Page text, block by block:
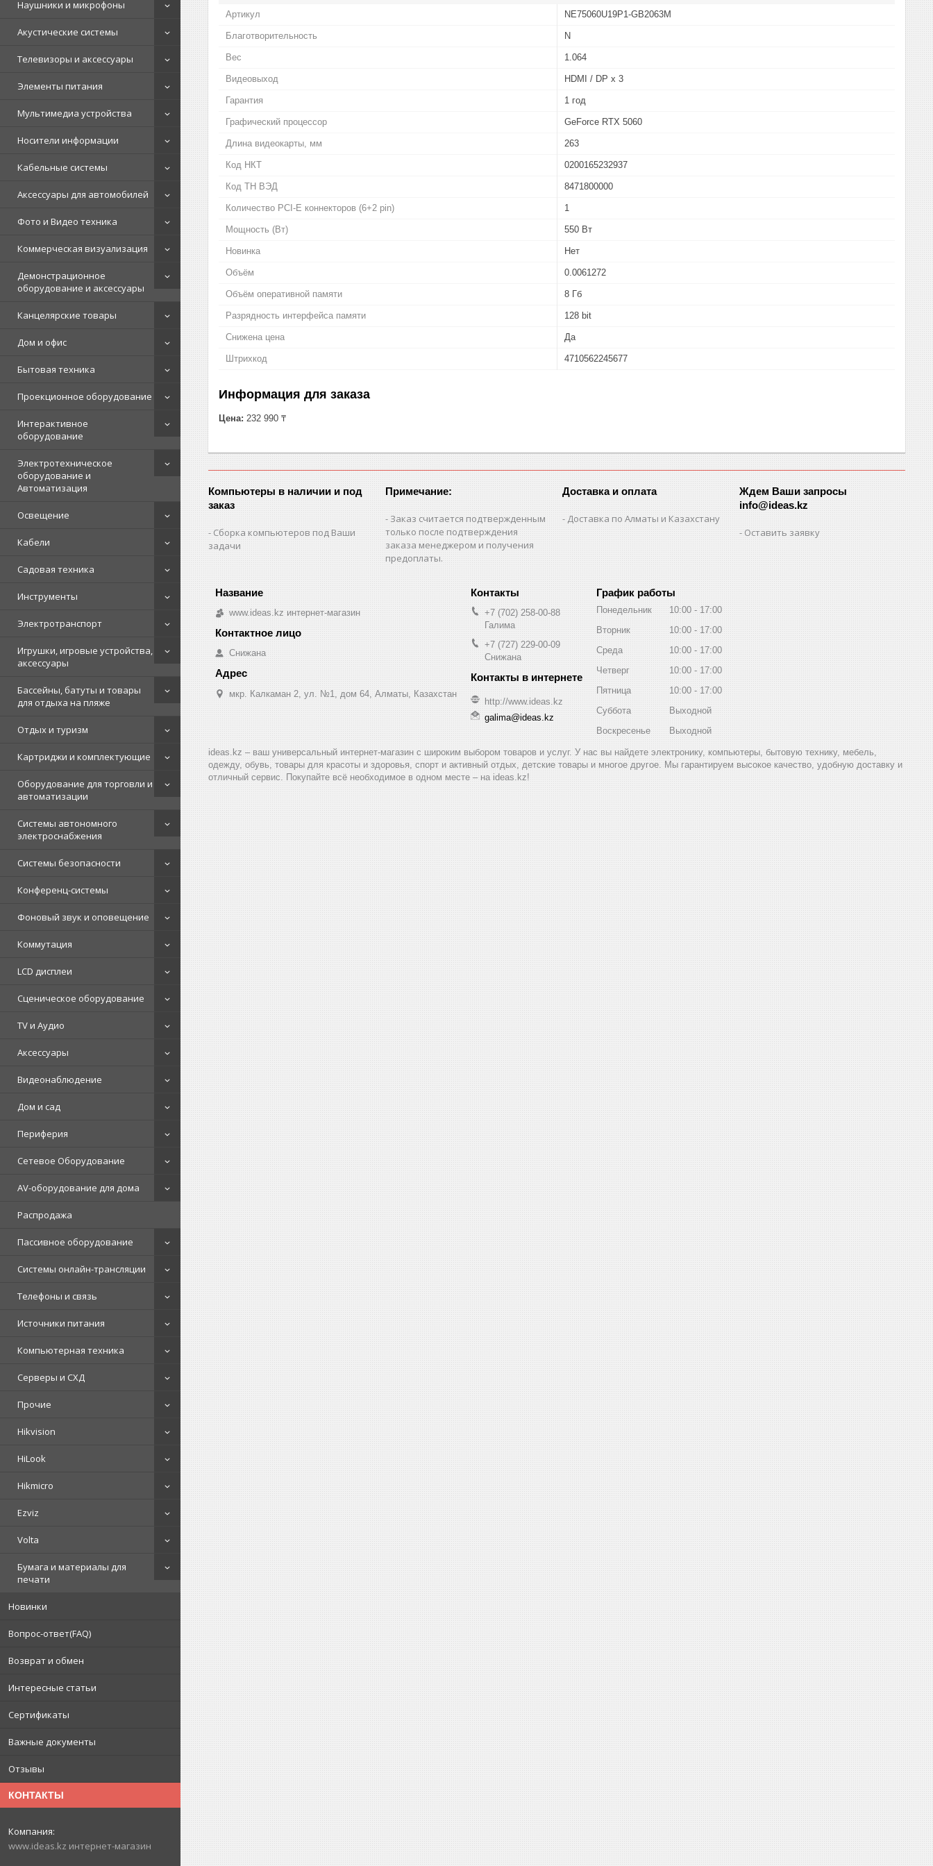
Наушники и микрофоны
Акустические системы
Телевизоры и аксессуары
Элементы питания
Мультимедиа устройства
Носители информации
Кабельные системы
Аксессуары для автомобилей
Фото и Видео техника
Коммерческая визуализация
Демонстрационное
оборудование и аксессуары
Канцелярские товары
Дом и офис
Бытовая техника
Проекционное оборудование
Интерактивное
оборудование
Электротехническое
оборудование и
Автоматизация
Освещение
Кабели
Садовая техника
Инструменты
Электротранспорт
Игрушки, игровые устройства,
аксессуары
Бассейны, батуты и товары
для отдыха на пляже
Отдых и туризм
Картриджи и комплектующие
Оборудование для торговли и
автоматизации
Системы автономного
электроснабжения
Системы безопасности
Конференц-системы
Фоновый звук и оповещение
Коммутация
LCD дисплеи
Сценическое оборудование
TV и Аудио
Аксессуары
Видеонаблюдение
Дом и сад
Периферия
Сетевое Оборудование
AV-оборудование для дома
Распродажа
Пассивное оборудование
Системы онлайн-трансляции
Телефоны и связь
Источники питания
Компьютерная техника
Серверы и СХД
Прочие
Hikvision
HiLook
Hikmicro
Ezviz
Volta
Бумага и материалы для
печати
Новинки
Вопрос-ответ(FAQ)
Возврат и обмен
Интересные статьи
Сертификаты
Важные документы
Отзывы
КОНТАКТЫ
www.ideas.kz интернет-магазин
Артикул NE75060U19P1-GB2063M
Благотворительность N
Вес 1.064
Видеовыход HDMI / DP x 3
Гарантия 1 год
Графический процессор GeForce RTX 5060
Длина видеокарты, мм 263
Код НКТ 0200165232937
Код ТН ВЭД 8471800000
Количество PCI-E коннекторов (6+2 pin) 1
Мощность (Bт) 550 Вт
Новинка Нет
Объём 0.0061272
Объём оперативной памяти 8 Гб
Разрядность интерфейса памяти 128 bit
Снижена цена Да
Штрихкод 4710562245677
Информация для заказа
Цена: 232 990 ₸
Компьютеры в наличии и под
заказ
Сборка компьютеров под Ваши
задачи
Примечание:
Заказ считается подтвержденным
только после подтверждения
заказа менеджером и получения
предоплаты.
Доставка и оплата
Доставка по Алматы и Казахстану
Ждем Ваши запросы
info@ideas.kz
Оставить заявку
www.ideas.kz интернет-магазин
Снижана
мкр. Калкаман 2, ул. №1, дом 64, Алматы, Казахстан
+7 (702) 258-00-88
Галима
+7 (727) 229-00-09
Снижана
http://www.ideas.kz
galima@ideas.kz
График работы
Понедельник 10:00
17:00
Вторник
10:00
17:00
Среда
10:00
17:00
Четверг
10:00
17:00
Пятница
10:00
17:00
Суббота
Выходной
Воскресенье
Выходной
ideas.kz – ваш универсальный интернет-магазин с широким выбором товаров и услуг. У нас вы найдете электронику, компьютеры, бытовую технику, мебель,
одежду, обувь, товары для красоты и здоровья, спорт и активный отдых, детские товары и многое другое. Мы гарантируем высокое качество, удобную доставку и
отличный сервис. Покупайте всё необходимое в одном месте – на ideas.kz!